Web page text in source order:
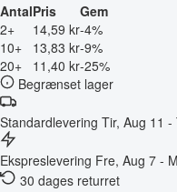
AntalPris
Gem
2+
14,59 kr-4%
10+
13,83 kr-9%
20+
11,40 kr-25%
Begrænset lager
Standardlevering Tir, Aug 11 -
Ekspreslevering Fre, Aug 7 -
30 dages returret